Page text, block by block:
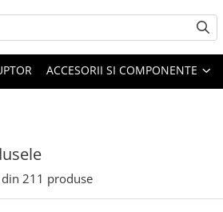
ACCESORII SI COMPONENTE
din 211 produse